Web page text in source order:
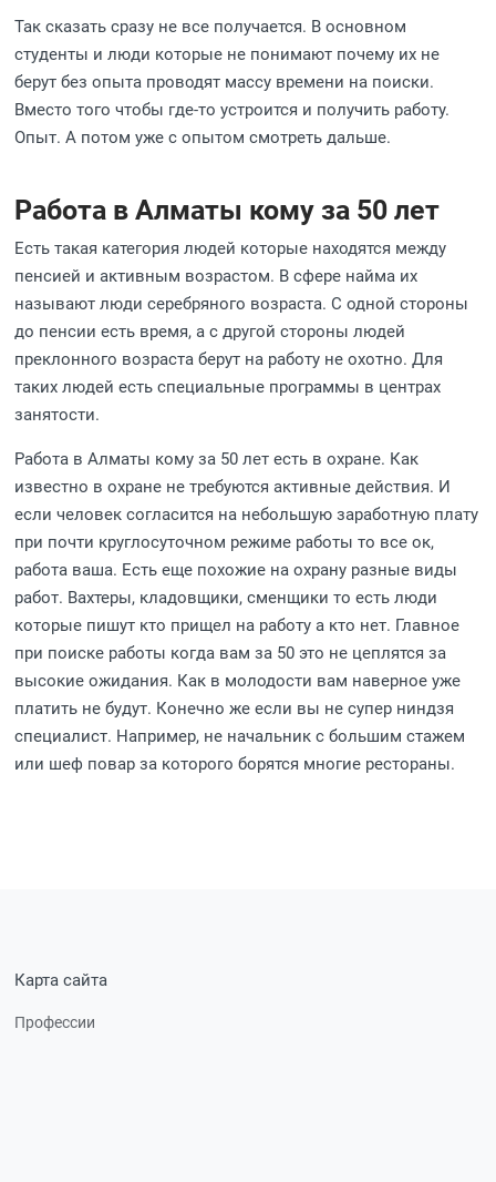
Так сказать сразу не все получается. В основном
студенты и люди которые не понимают почему их не
берут без опыта проводят массу времени на поиски.
Вместо того чтобы где-то устроится и получить работу.
Опыт. А потом уже с опытом смотреть дальше.
Работа в Алматы кому за 50 лет
Есть такая категория людей которые находятся между
пенсией и активным возрастом. В сфере найма их
называют люди серебряного возраста. С одной стороны
до пенсии есть время, а с другой стороны людей
преклонного возраста берут на работу не охотно. Для
таких людей есть специальные программы в центрах
занятости.
Работа в Алматы кому за 50 лет есть в охране. Как
известно в охране не требуются активные действия. И
если человек согласится на небольшую заработную плату
при почти круглосуточном режиме работы то все ок,
работа ваша. Есть еще похожие на охрану разные виды
работ. Вахтеры, кладовщики, сменщики то есть люди
которые пишут кто прищел на работу а кто нет. Главное
при поиске работы когда вам за 50 это не цеплятся за
высокие ожидания. Как в молодости вам наверное уже
платить не будут. Конечно же если вы не супер ниндзя
специалист. Например, не начальник с большим стажем
или шеф повар за которого борятся многие рестораны.
Карта сайта
Профессии